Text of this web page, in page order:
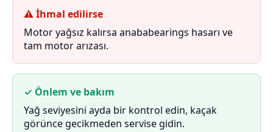
⚠ İhmal edilirse
Motor yağsız kalırsa anababearings hasarı ve
tam motor arızası.
✓ Önlem ve bakım
Yağ seviyesini ayda bir kontrol edin, kaçak
görünce gecikmeden servise gidin.